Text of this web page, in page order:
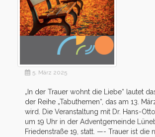
5. März 2025
„In der Trauer wohnt die Liebe“ lautet
der Reihe „Tabuthemen“, das am 13.
wird. Die Veranstaltung mit Dr. Hans-
um 19 Uhr in der Adventgemeinde
Friedenstraße 19, statt. —- Trauer ist die